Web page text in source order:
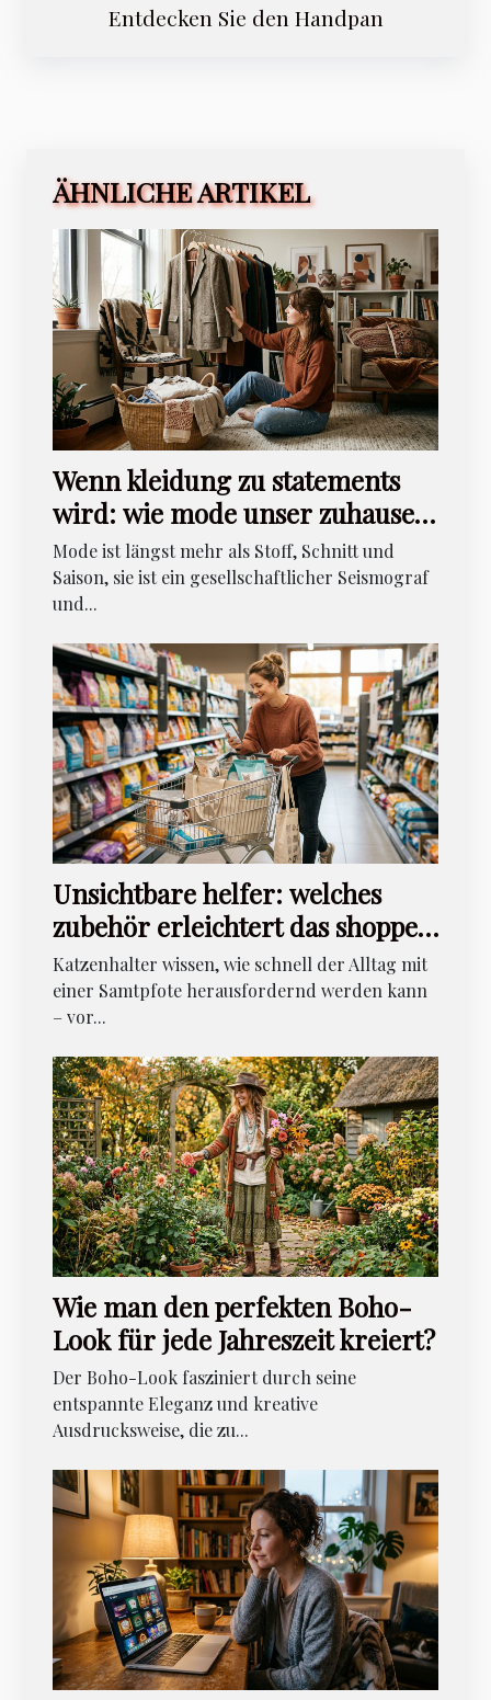
Entdecken Sie den Handpan
ÄHNLICHE ARTIKEL
Wenn kleidung zu statements
wird: wie mode unser zuhause
beeinflusst
Mode ist längst mehr als Stoff, Schnitt und
Saison, sie ist ein gesellschaftlicher Seismograf
und...
Unsichtbare helfer: welches
zubehör erleichtert das shoppen
für katzenhalter
Katzenhalter wissen, wie schnell der Alltag mit
einer Samtpfote herausfordernd werden kann
– vor...
Wie man den perfekten Boho-
Look für jede Jahreszeit kreiert?
Der Boho-Look fasziniert durch seine
entspannte Eleganz und kreative
Ausdrucksweise, die zu...